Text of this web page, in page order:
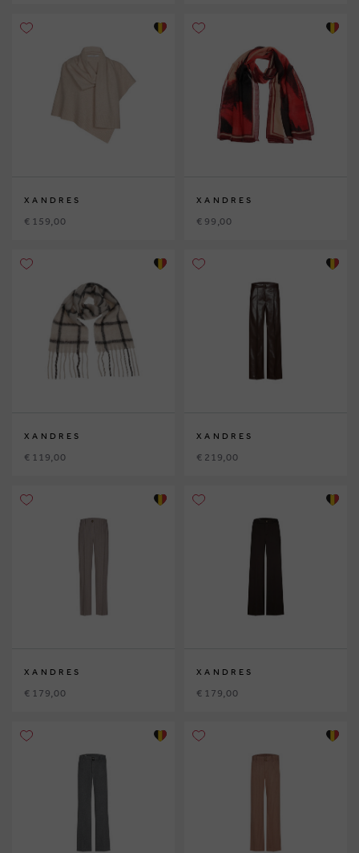
XANDRES
€ 159,00
XANDRES
€ 99,00
XANDRES
€ 119,00
XANDRES
€ 219,00
XANDRES
€ 179,00
XANDRES
€ 179,00